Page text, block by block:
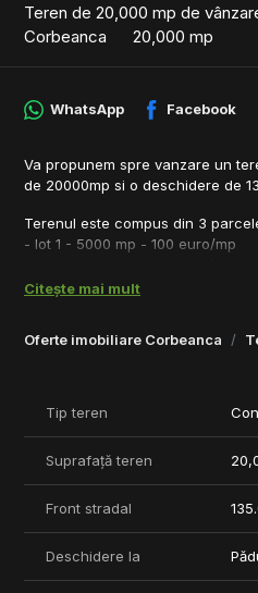
Teren de 20,000 mp de
Corbeanca
20,000 mp
Oferte imobiliare Corbeanca
WhatsApp Facebook
Va propunem spre vanzare un
de 20000mp si o deschidere de
Terenul este compus din 3
- lot 1 - 5000 mp - 100 euro/mp
- lot 3 - 10300 mp - 80 euro/mp
Lp1 iar indicii urbanistici zonali
- RMH P+2E+M
Daca aceasta proprietate nu
recomand sa consulti portofoliul
Pentru orice alte informatii, nu
Citește mai mult
Tip teren
Suprafață teren
Front stradal
Deschidere la